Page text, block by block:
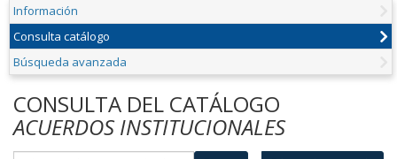
Información
Consulta catálogo
Búsqueda avanzada
CONSULTA DEL CATÁLOGO
ACUERDOS INSTITUCIONALES